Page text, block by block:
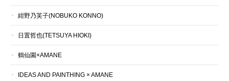
紺野乃芙子(NOBUKO KONNO)
日置哲也(TETSUYA HIOKI)
鶴仙園×AMANE
IDEAS AND PAINTHING × AMANE